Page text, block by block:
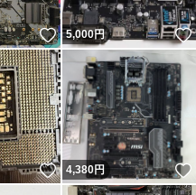
いいね！
5,000円
いいね！
4,380円